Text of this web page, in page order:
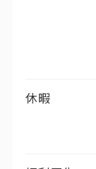
休暇